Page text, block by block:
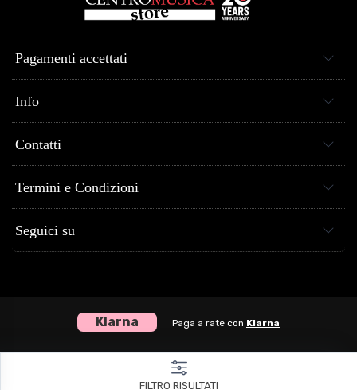
Pagamenti accettati
Info
Contatti
Termini e Condizioni
Seguici su
FILTRO RISULTATI
Klarna Paga a rate con Klarna
Centro Musica Store® dal 2005 al tuo servizio - P.Iva 04307120651